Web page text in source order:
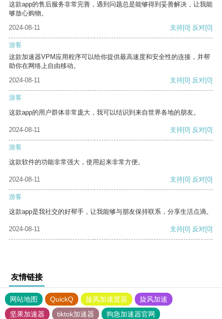
这款app的售后服务非常完善，遇到问题总是能够得到妥善解决，让我能
够放心购物。
2024-08-11
支持[0] 反对[0]
游客
这款加速器VPM应用程序可以给你提供最高速度和安全性的连接，并帮
助你在网络上自由移动。
2024-08-11
支持[0] 反对[0]
游客
这款app的用户群体非常庞大，我可以结识到来自世界各地的朋友。
2024-08-11 支持[0] 反对[0]
游客
这款软件的功能非常强大，使用起来非常方便。
2024-08-11 支持[0] 反对[0]
游客
这款app是我社交的好帮手，让我能够与朋友保持联系，分享生活点滴。
2024-08-11 支持[0] 反对[0]
友情链接
网站地图 QuickQ 旋风加速度器
旋风加速
坚果加速器
tiktok加速器
狗急加速器官网